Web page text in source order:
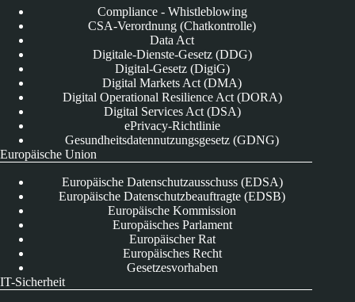
Compliance - Whistleblowing
CSA-Verordnung (Chatkontrolle)
Data Act
Digitale-Dienste-Gesetz (DDG)
Digital-Gesetz (DigiG)
Digital Markets Act (DMA)
Digital Operational Resilience Act (DORA)
Digital Services Act (DSA)
ePrivacy-Richtlinie
Gesundheitsdatennutzungsgesetz (GDNG)
Europäische Union
Europäische Datenschutzausschuss (EDSA)
Europäische Datenschutzbeauftragte (EDSB)
Europäische Kommission
Europäisches Parlament
Europäischer Rat
Europäisches Recht
Gesetzesvorhaben
IT-Sicherheit